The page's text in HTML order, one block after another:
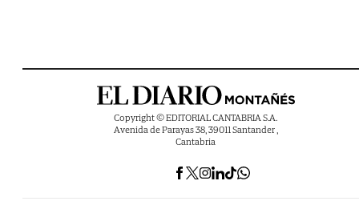
Copyright © EDITORIAL CANTABRIA S.A.
Avenida de Parayas 38, 39011 Santander ,
Cantabria